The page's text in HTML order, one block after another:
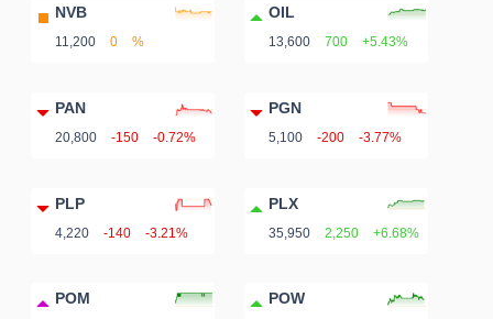
NVB
11,200 0 %
OIL
13,600 700 +5.43%
PAN
20,800 -150 -0.72%
PGN
5,100 -200 -3.77%
PLP
4,220 -140 -3.21%
PLX
35,950 2,250 +6.68%
POM POW